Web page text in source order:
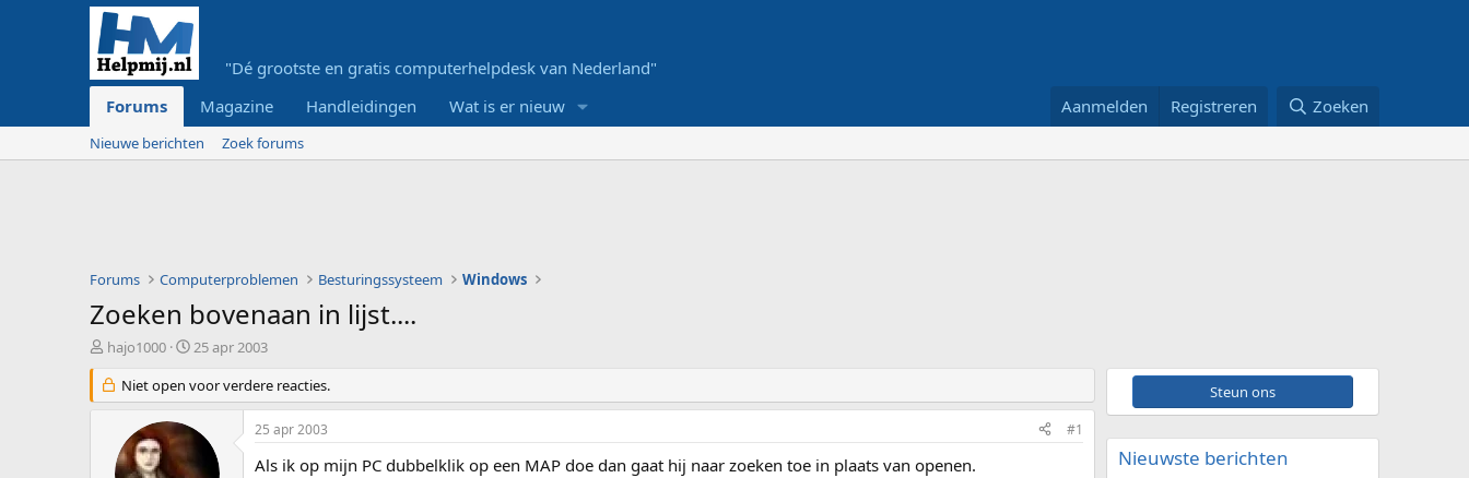
"Dé grootste en gratis computerhelpdesk van Nederland"
Forums
Magazine Handleidingen Wat is er nieuw Aanmelden Registreren Zoeken
Nieuwe berichten Zoek forums
Forums Computerproblemen Besturingssysteem Windows
Zoeken bovenaan in lijst....
O
d
e
hajo1000
S
a
r
t
a
25 apr 2003
Niet open voor verdere reacties.
25 apr 2003 #1
Als ik op mijn PC dubbelklik op een MAP doe dan gaat hij naar zoeken toe in plaats van openen.
Steun ons
Nieuwste berichten